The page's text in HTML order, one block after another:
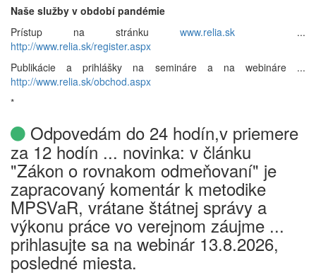
Naše služby v období pandémie
Prístup na stránku www.relia.sk ...
http://www.relia.sk/register.aspx
Publikácie a prihlášky na semináre a na webináre ...
http://www.relia.sk/obchod.aspx
*
Odpovedám do 24 hodín,v priemere
za 12 hodín ... novinka: v článku
"Zákon o rovnakom odmeňovaní" je
zapracovaný komentár k metodike
MPSVaR, vrátane štátnej správy a
výkonu práce vo verejnom záujme ...
prihlasujte sa na webinár 13.8.2026,
posledné miesta.